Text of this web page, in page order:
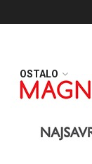
OSTALO